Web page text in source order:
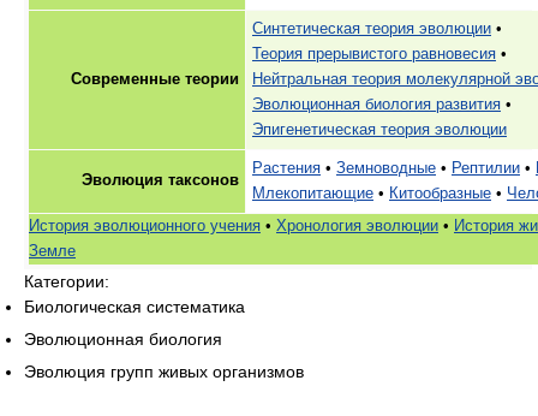
Современные теории
Синтетическая теория эволюции •
Теория прерывистого равновесия •
Нейтральная теория молекулярной
Эволюционная биология развития •
Эпигенетическая теория эволюции
Эволюция таксонов
Растения • Земноводные • Рептилии •
Млекопитающие • Китообразные •
История эволюционного учения • Хронология эволюции • История
Земле
Категории:
Биологическая систематика
Эволюционная биология
Эволюция групп живых организмов